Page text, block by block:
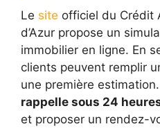
Le site officiel du Crédit
d’Azur propose un
immobilier en ligne. En
clients peuvent remplir
une première
rappelle sous 24
et proposer un rendez-